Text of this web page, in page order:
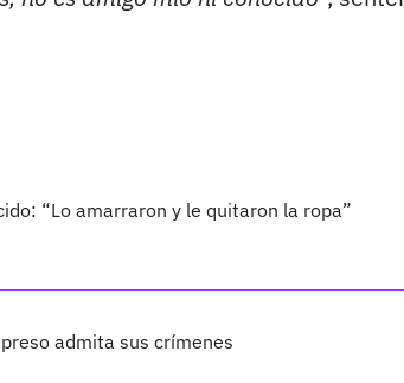
“Lo amarraron y le quitaron la ropa”
admita sus crímenes